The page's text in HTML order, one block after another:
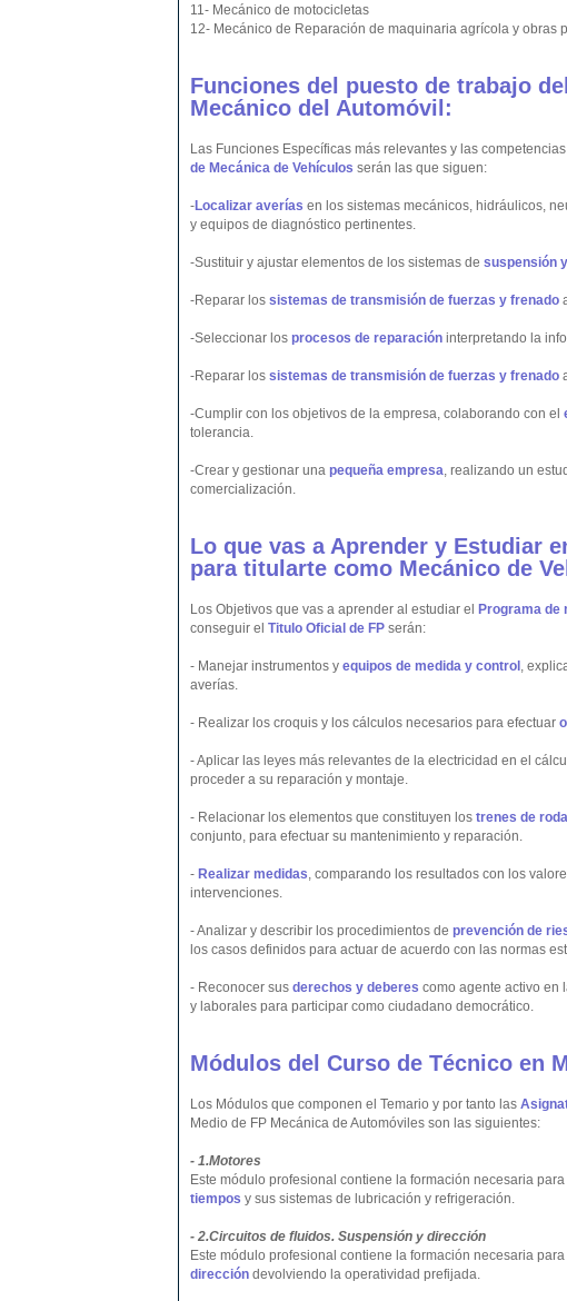
11- Mecánico de motocicletas
12- Mecánico de Reparación de maquinaria agrícola y obras
Funciones del puesto de trabajo
Mecánico del Automóvil:
Las Funciones Específicas más relevantes y las
de Mecánica de Vehículos serán las que siguen:
-Localizar averías en los sistemas mecánicos, hidráulicos,
y equipos de diagnóstico pertinentes.
-Sustituir y ajustar elementos de los sistemas de suspensión
-Reparar los sistemas de transmisión de fuerzas y frenado
-Seleccionar los procesos de reparación interpretando la
-Reparar los sistemas de transmisión de fuerzas y frenado
-Cumplir con los objetivos de la empresa, colaborando con el
tolerancia.
-Crear y gestionar una pequeña empresa , realizando un
comercialización.
Lo que vas a Aprender y Estudiar
para titularte como Mecánico de
Los Objetivos que vas a aprender al estudiar el Programa de
conseguir el Titulo Oficial de FP serán:
- Manejar instrumentos y equipos de medida y control ,
averías.
- Realizar los croquis y los cálculos necesarios para efectuar
- Aplicar las leyes más relevantes de la electricidad en el
proceder a su reparación y montaje.
- Relacionar los elementos que constituyen los trenes de
conjunto, para efectuar su mantenimiento y reparación.
- Realizar medidas , comparando los resultados con los
intervenciones.
- Analizar y describir los procedimientos de prevención de
los casos definidos para actuar de acuerdo con las normas
- Reconocer sus derechos y deberes como agente activo en
y laborales para participar como ciudadano democrático.
Módulos del Curso de Técnico en
Los Módulos que componen el Temario y por tanto las
Medio de FP Mecánica de Automóviles son las siguientes:
- 1.Motores
Este módulo profesional contiene la formación necesaria
tiempos y sus sistemas de lubricación y refrigeración.
- 2.Circuitos de fluidos. Suspensión y dirección
Este módulo profesional contiene la formación necesaria
dirección devolviendo la operatividad prefijada.